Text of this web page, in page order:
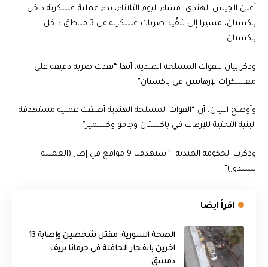
أعلن الجيش الهندي، مساء اليوم الثلاثاء، بدء عملية عسكرية داخل
باكستان، مشيرا إلى تنفّيذ ضربات عسكرية في 3 مناطق داخل
باكستان.
وذكر بيان للقوات المسلحة الهندية، أنها “نفذت ضربة دقيقة على
معسكرات لإرهابيين في باكستان”.
وأوضح البيان، أن “القوات المسلحة الهندية أطلقت عملية مستهدفة
البنية التحتية للإرهاب في باكستان وجامو وكشمير”.
وذكرت الحكومة الهندية: “استهدفنا 9 مواقع في إطار (العملية
سيندور)”.
اقرأ ايضا
الصحة السورية: مقتل شخصين وإصابة 13
اخرين بانفجار الحافلة في جرمانا بريف
دمشق